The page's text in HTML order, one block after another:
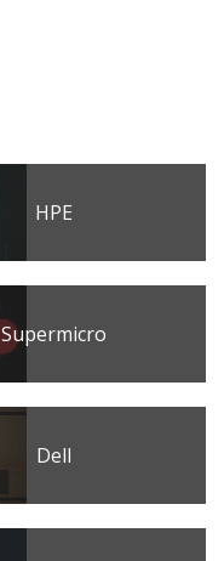
HPE
Supermicro
Dell